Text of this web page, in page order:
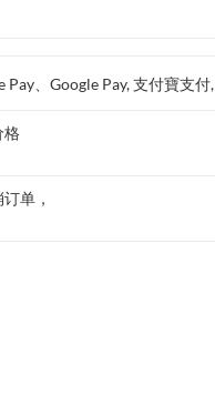
Pay、Google Pay, 支付寶支
格
单，